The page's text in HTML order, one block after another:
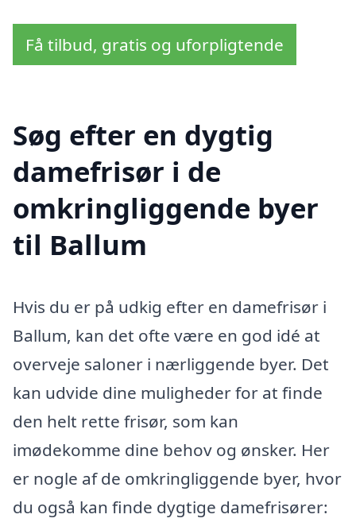
Få tilbud, gratis og uforpligtende
Søg efter en dygtig
damefrisør i de
omkringliggende byer
til Ballum
Hvis du er på udkig efter en damefrisør i
Ballum, kan det ofte være en god idé at
overveje saloner i nærliggende byer. Det
kan udvide dine muligheder for at finde
den helt rette frisør, som kan
imødekomme dine behov og ønsker. Her
er nogle af de omkringliggende byer, hvor
du også kan finde dygtige damefrisører: